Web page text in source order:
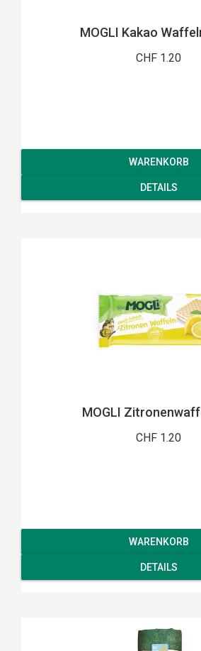
MOGLI Kakao
CHF 1.20
WARENKORB
DETAILS
MOGLI
CHF 1.20
WARENKORB
DETAILS